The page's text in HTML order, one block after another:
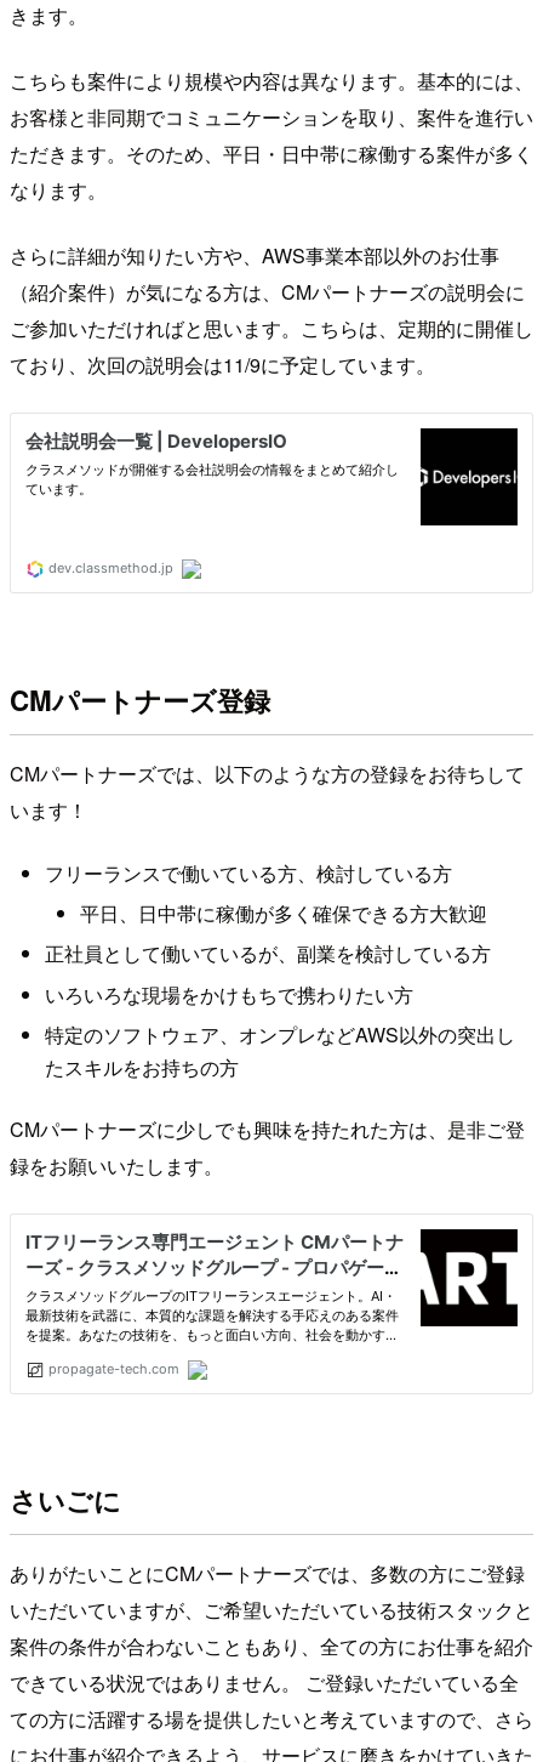
きます。
こちらも案件により規模や内容は異なります。基本的には、
お客様と非同期でコミュニケーションを取り、案件を進行い
ただきます。そのため、平日・日中帯に稼働する案件が多く
なります。
さらに詳細が知りたい方や、AWS事業本部以外のお仕事
（紹介案件）が気になる方は、CMパートナーズの説明会に
ご参加いただければと思います。こちらは、定期的に開催し
ており、次回の説明会は11/9に予定しています。
CMパートナーズ登録
CMパートナーズでは、以下のような方の登録をお待ちして
います！
フリーランスで働いている方、検討している方
平日、日中帯に稼働が多く確保できる方大歓迎
正社員として働いているが、副業を検討している方
いろいろな現場をかけもちで携わりたい方
特定のソフトウェア、オンプレなどAWS以外の突出し
たスキルをお持ちの方
CMパートナーズに少しでも興味を持たれた方は、是非ご登
録をお願いいたします。
さいごに
ありがたいことにCMパートナーズでは、多数の方にご登録
いただいていますが、ご希望いただいている技術スタックと
案件の条件が合わないこともあり、全ての方にお仕事を紹介
できている状況ではありません。 ご登録いただいている全
ての方に活躍する場を提供したいと考えていますので、さら
にお仕事が紹介できるよう、サービスに磨きをかけていきた